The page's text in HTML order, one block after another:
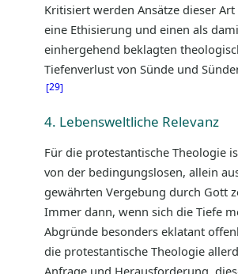
Kritisiert werden Ansätze dieser
eine Ethisierung und einen als
einhergehend beklagten
Tiefenverlust von Sünde und
29
4. Lebensweltliche Relevanz
Für die protestantische Theologie
von der bedingungslosen, allein
gewährten Vergebung durch Gott
Immer dann, wenn sich die Tiefe
Abgründe besonders eklatant
die protestantische Theologie
Anfrage und Herausforderung,